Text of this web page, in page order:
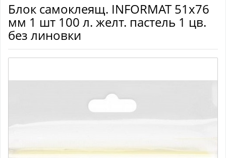
Блок самоклеящ. INFORMAT 51х76
мм 1 шт 100 л. желт. пастель 1 цв.
без линовки